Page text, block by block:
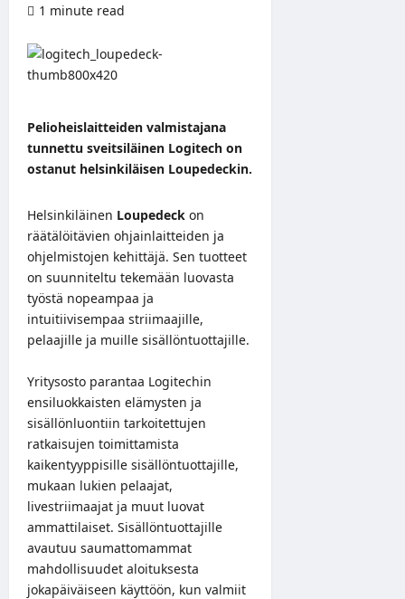
1 minute read
Pelioheislaitteiden valmistajana
tunnettu sveitsiläinen Logitech on
ostanut helsinkiläisen Loupedeckin.
Helsinkiläinen Loupedeck on
räätälöitävien ohjainlaitteiden ja
ohjelmistojen kehittäjä. Sen tuotteet
on suunniteltu tekemään luovasta
työstä nopeampaa ja
intuitiivisempaa striimaajille,
pelaajille ja muille sisällöntuottajille.
Yritysosto parantaa Logitechin
ensiluokkaisten elämysten ja
sisällönluontiin tarkoitettujen
ratkaisujen toimittamista
kaikentyyppisille sisällöntuottajille,
mukaan lukien pelaajat,
livestriimaajat ja muut luovat
ammattilaiset. Sisällöntuottajille
avautuu saumattomammat
mahdollisuudet aloituksesta
jokapäiväiseen käyttöön, kun valmiit